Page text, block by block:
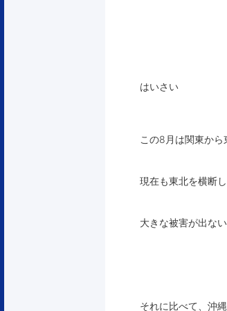
はいさい
この8月は関東から
現在も東北を横断
大きな被害が出な
それに比べて、沖